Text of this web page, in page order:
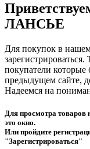
ЛАНСЬЕ
Для покупок в
покупатели которые
предыдущем сайте,
Надеемся на
Для просмотра товаров
это окно.
Или пройдите
"Зарегистрироваться"